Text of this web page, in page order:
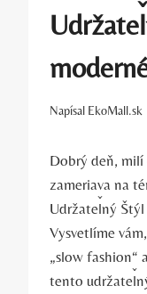
Napísal EkoMall.sk
Dobrý deň,
zameriava na
Udržateľný
Vysvetlíme
„slow fashion“
tento